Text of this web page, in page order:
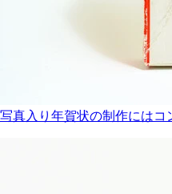
写真入り年賀状の制作にはコ